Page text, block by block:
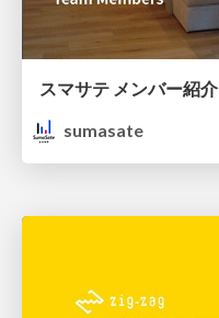
スマサテ メンバー紹介
sumasate